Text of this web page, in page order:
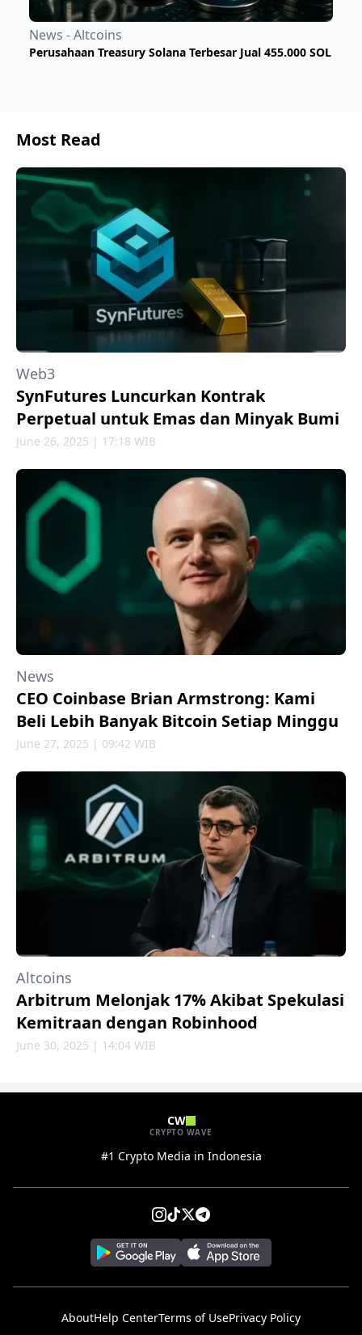
News - Altcoins
Perusahaan Treasury Solana Terbesar Jual 455.000 SOL
Most Read
Web3
SynFutures Luncurkan Kontrak
Perpetual untuk Emas dan Minyak Bumi
June 26, 2025 | 17:18 WIB
News
CEO Coinbase Brian Armstrong: Kami
Beli Lebih Banyak Bitcoin Setiap Minggu
June 27, 2025 | 09:42 WIB
Altcoins
Arbitrum Melonjak 17% Akibat Spekulasi
Kemitraan dengan Robinhood
June 30, 2025 | 14:04 WIB
CW
CRYPTO WAVE
#1 Crypto Media in Indonesia
AboutHelp CenterTerms of UsePrivacy Policy